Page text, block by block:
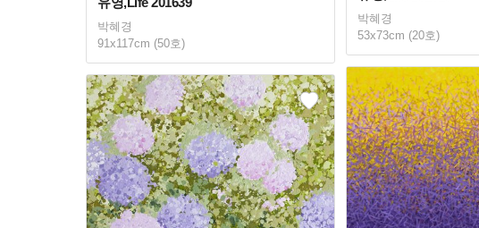
박혜경
91x117cm (50호)
박혜경
53x73cm (20호)